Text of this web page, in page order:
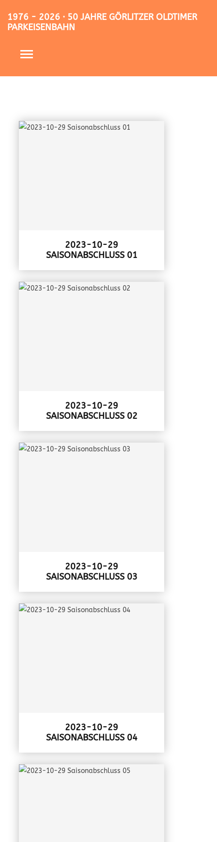
1976 - 2026 · 50 JAHRE GÖRLITZER OLDTIMER
PARKEISENBAHN
2023-10-29
SAISONABSCHLUSS 01
2023-10-29
SAISONABSCHLUSS 02
2023-10-29
SAISONABSCHLUSS 03
2023-10-29
SAISONABSCHLUSS 04